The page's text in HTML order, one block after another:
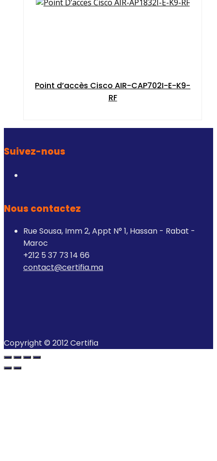
Point d’accès Cisco AIR-CAP702I-E-K9-
RF
Suivez-nous
Nous contactez
Rue Sousa, Imm 2, Appt N° 1, Hassan - Rabat -
Maroc
+212 5 37 73 14 66
contact@certifia.ma
Copyright © 2012 Certifia